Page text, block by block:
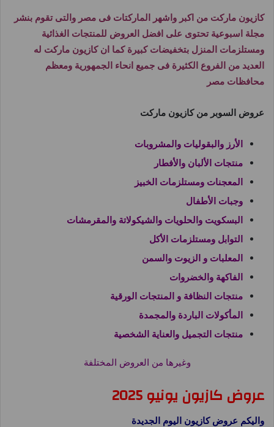
كازيون ماركت من اكبر واشهر الماركتات فى مصر والتى تقوم بنشر
مجلة اسبوعية تحتوى على افضل العروض للمنتجات الغذائية
ومستلزمات المنزل بتخفيضات كبيرة كما ان كازيون ماركت له
العديد من الفروع الكثيرة فى جميع انحاء الجمهورية ومعظم
محافظات مصر
عروض السوبر من كازيون ماركت
الأرز والبقوليات والمشروبات
منتجات الألبان والأفطار
المعجنات ومستلزمات الخبيز
وجبات الأطفال
البسكويت والحلويات والشيكولاتة والمقرمشات
التوابل ومستلزمات الأكل
المعلبات و الزيوت والسمن
الفاكهة والخضروات
منتجات النظافة و المنتجات الورقية
المأكولات الباردة والمجمدة
منتجات التجميل والعناية الشخصية
وغيرها من العروض المختلفة
عروض كازيون يونيو 2025
واليكم عروض كازيون اليوم الجديدة